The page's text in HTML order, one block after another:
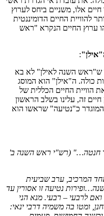
חיים אלו, משניים ביחס לערוץ
להוויית החיים הדומיננטית
ערוץ החיים הנקרא "ראש
:
ש"ראש השנה לאילן" לא בא
כולה. ה"אילן" הוא המוסג
הוויית החיים הכללית של
זה, עלינו בשלב הראשון
המוגדר כ"נטיעה" שראשו הוא
חנטה…" (רש"י ראש השנה ב'
המרכיב, ערב שביעית
נטיעה זו אסורין עד
לרבעי – רבעי. מנא הני
ומטו בה משמיה דרבי ינאי: